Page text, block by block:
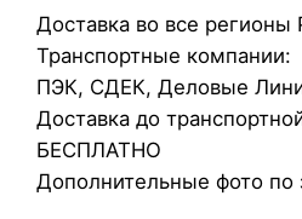
и
т
е
л
ь
н
Доставка во все регионы
Транспортные компании:
ПЭК, СДЕК, Деловые
Доставка до
БЕСПЛАТНО
Дополнительные фото по